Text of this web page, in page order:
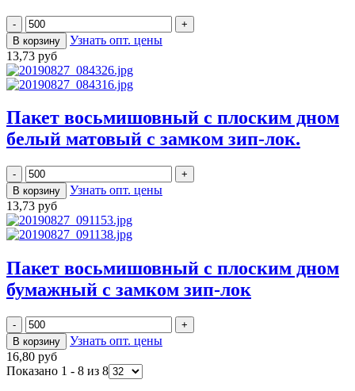
Узнать опт. цены
13,73 руб
Пакет восьмишовный с плоским дном
белый матовый с замком зип-лок.
Узнать опт. цены
13,73 руб
Пакет восьмишовный с плоским дном
бумажный с замком зип-лок
Узнать опт. цены
16,80 руб
Показано 1 - 8 из 8